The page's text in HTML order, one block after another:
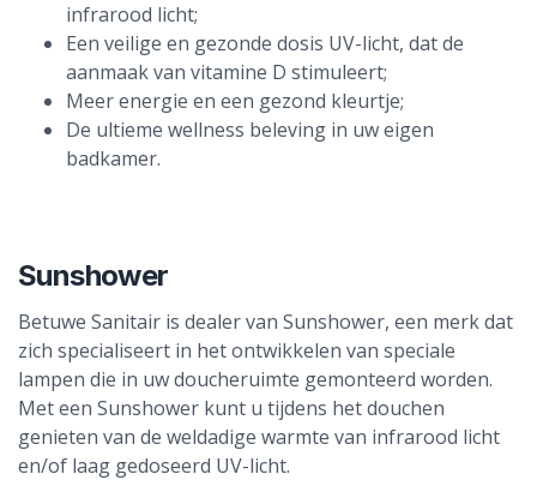
infrarood licht;
Een veilige en gezonde dosis UV-licht, dat de
aanmaak van vitamine D stimuleert;
Meer energie en een gezond kleurtje;
De ultieme wellness beleving in uw eigen
badkamer.
Sunshower
Betuwe Sanitair is dealer van Sunshower, een merk dat
zich specialiseert in het ontwikkelen van speciale
lampen die in uw doucheruimte gemonteerd worden.
Met een Sunshower kunt u tijdens het douchen
genieten van de weldadige warmte van infrarood licht
en/of laag gedoseerd UV-licht.